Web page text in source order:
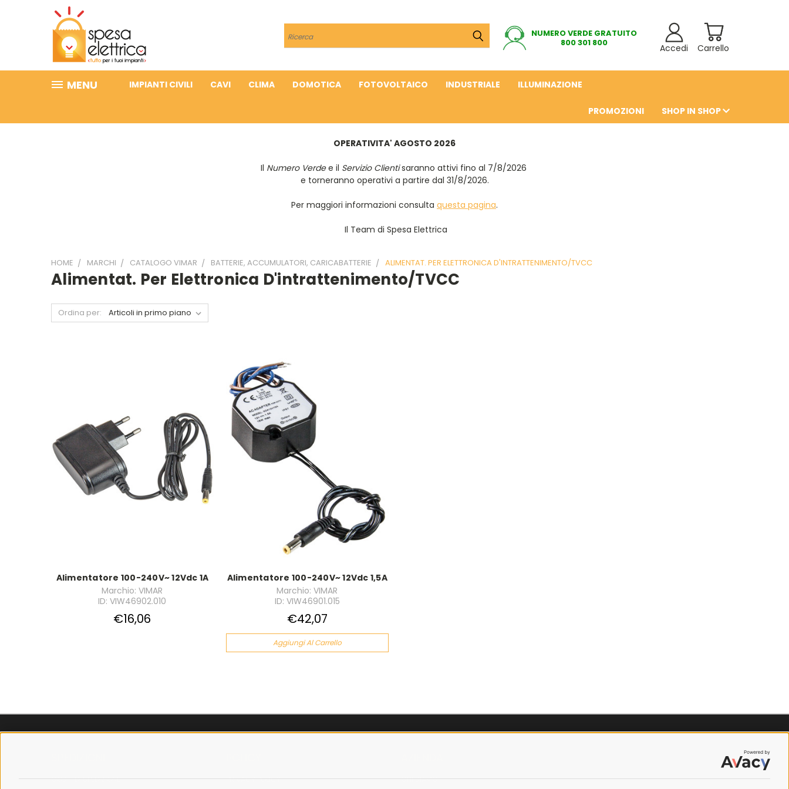
Cerca
NUMERO VERDE GRATUITO
800 301 800
Carrello
Accedi
MENU IMPIANTI CIVILI CAVI CLIMA DOMOTICA FOTOVOLTAICO INDUSTRIALE ILLUMINAZIONE
PROMOZIONI SHOP IN SHOP
OPERATIVITA' AGOSTO 2026
Il Numero Verdee il Servizio Clientisaranno attivi fino al 7/8/2026
e torneranno operativi a partire dal 31/8/2026.
Per maggiori informazioni consulta questa pagina.
Il Team di Spesa Elettrica
HOME MARCHI CATALOGO VIMAR BATTERIE, ACCUMULATORI, CARICABATTERIE ALIMENTAT. PER ELETTRONICA D'INTRATTENIMENTO/TVCC
Alimentat. Per Elettronica D'intrattenimento/TVCC
Ordina per:
Alimentatore 100-240V~ 12Vdc 1A
Marchio: VIMAR
ID: VIW46902.010
€16,06
Alimentatore 100-240V~ 12Vdc 1,5A
Marchio: VIMAR
ID: VIW46901.015
€42,07
Aggiungi Al Carrello
COSTI DI SPEDIZIONE PRIVACY POLICY CHI SIAMO